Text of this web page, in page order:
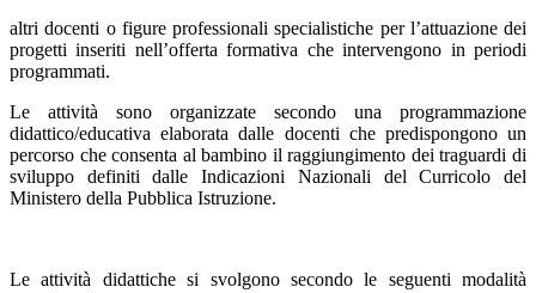
altri docenti o figure professionali specialistiche per l’attuazione dei
progetti inseriti nell’offerta formativa che intervengono in periodi
programmati.
Le attività sono organizzate secondo una programmazione
didattico/educativa elaborata dalle docenti che predispongono un
percorso che consenta al bambino il raggiungimento dei traguardi di
sviluppo definiti dalle Indicazioni Nazionali del Curricolo del
Ministero della Pubblica Istruzione.
Le attività didattiche si svolgono secondo le seguenti modalità